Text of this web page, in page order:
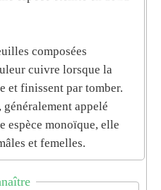
composées
cuivre lorsque la
et finissent par tomber.
généralement appelé
espèce monoïque, elle
et femelles.